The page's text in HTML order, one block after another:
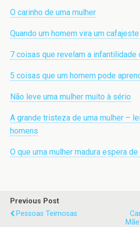
O carinho de uma mulher
Quando um homem vira um cafajeste
7 coisas que revelam a infantilidade
5 coisas que um homem pode
Não leve uma mulher muito à sério
A grande tristeza de uma mulher –
homens
O que uma mulher madura espera
Previous Post
Pessoas Teimosas